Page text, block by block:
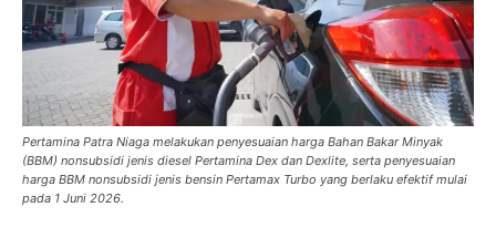
Pertamina Patra Niaga melakukan penyesuaian harga Bahan Bakar Minyak
(BBM) nonsubsidi jenis diesel Pertamina Dex dan Dexlite, serta penyesuaian
harga BBM nonsubsidi jenis bensin Pertamax Turbo yang berlaku efektif mulai
pada 1 Juni 2026.